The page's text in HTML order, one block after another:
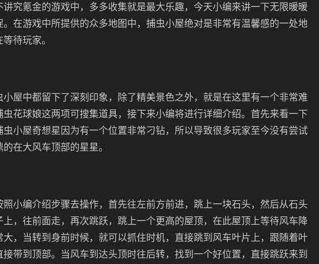
究氪金的游戏中，多多收集就是最大乐趣，今天小编来讲一下无限暖暖
在游戏中所提供的众多地图中，捕虫小屋绝对是非常有温馨感的一处地
待玩家。
屋中都留下了深刻印象，除了精美景色之外，就是在这里有一个非常难
花球娘这两项可搜集道具，接下来小编将进行详细介绍。首先来看一下
小屋奇想星因为有一个位置非常刁钻，所以导致很多玩家至今没有尝试
在大风车顶部的星星。
小编介绍步骤去操作，首先往左前方前进，跳上一块石头，然后从石头
，往前面走，再次跳跃，跳上一个更高的屋顶，在此屋顶上等待风车降
，当转到身前时候，就可以抓住时机，直接跳到风车叶片上，跟随着叶
带到顶部。当风车到达头顶时往后转，找到一个好位置，直接跳跃来到